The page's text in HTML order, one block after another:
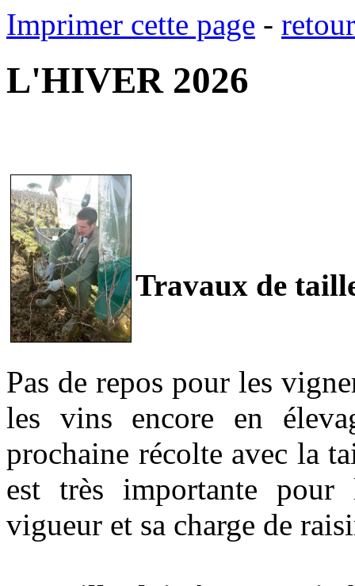
Imprimer cette page -
L'HIVER 2026
Tr­avaux de
Pas de repos pour les
les vins encore en
prochaine récolte avec la
est très importante
vigueur et sa charge de